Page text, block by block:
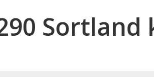
Sortland